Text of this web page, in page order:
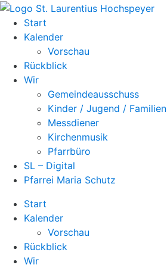
Zum
Inhalt
springen
Start
Kalender
Vorschau
Rückblick
Wir
Gemeindeausschuss
Kinder / Jugend / Familien
Messdiener
Kirchenmusik
Pfarrbüro
SL – Digital
Pfarrei Maria Schutz
Start
Kalender
Vorschau
Rückblick
Wir